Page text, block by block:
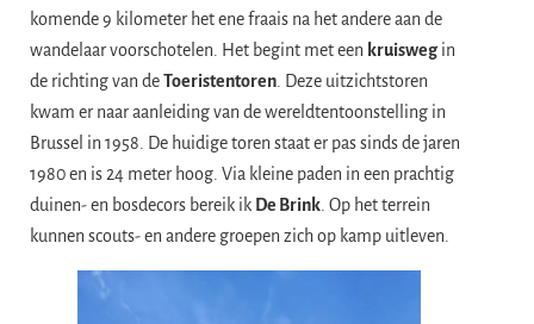
komende 9 kilometer het ene fraais na het andere aan de
wandelaar voorschotelen. Het begint met een kruiswegin
de richting van deToeristentoren . Deze uitzichtstoren
kwam er naar aanleiding van de wereldtentoonstelling in
Brussel in 1958. De huidige toren staat er pas sinds de jaren
1980 en is 24 meter hoog. Via kleine paden in een prachtig
duinen- en bosdecors bereik ik De Brink . Op het terrein
kunnen scouts- en andere groepen zich op kamp uitleven.